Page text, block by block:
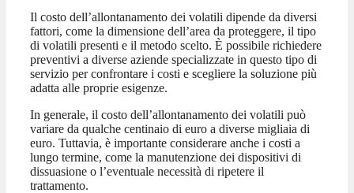
Il costo dell’allontanamento dei volatili dipende da diversi
fattori, come la dimensione dell’area da proteggere, il tipo
di volatili presenti e il metodo scelto. È possibile richiedere
preventivi a diverse aziende specializzate in questo tipo di
servizio per confrontare i costi e scegliere la soluzione più
adatta alle proprie esigenze.
In generale, il costo dell’allontanamento dei volatili può
variare da qualche centinaio di euro a diverse migliaia di
euro. Tuttavia, è importante considerare anche i costi a
lungo termine, come la manutenzione dei dispositivi di
dissuasione o l’eventuale necessità di ripetere il
trattamento.